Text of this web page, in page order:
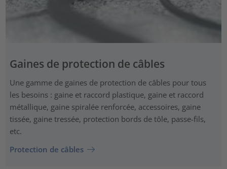
Gaines de protection de câbles
Une gamme de gaines de protection de câbles pour tous
les besoins : gaine et raccord plastique, gaine et raccord
métallique, gaine spiralée renforcée, accessoires, gaine
tissée, gaine tressée, protection bords de tôle, passe-fils,
etc.
Protection de câbles